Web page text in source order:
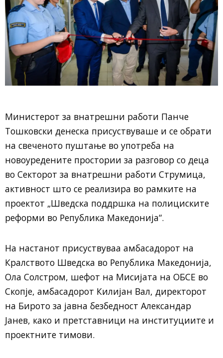
Министерот за внатрешни работи Панче
Тошковски денеска присуствуваше и се обрати
на свеченото пуштање во употреба на
новоуредените простории за разговор со деца
во Секторот за внатрешни работи Струмица,
активност што се реализира во рамките на
проектот „Шведска поддршка на полициските
реформи во Република Македонија“.
На настанот присуствуваа амбасадорот на
Кралството Шведска во Република Македонија,
Ола Солстром, шефот на Мисијата на ОБСЕ во
Скопје, амбасадорот Килијан Вал, директорот
на Бирото за јавна безбедност Александар
Јанев, како и претставници на институциите и
проектните тимови.